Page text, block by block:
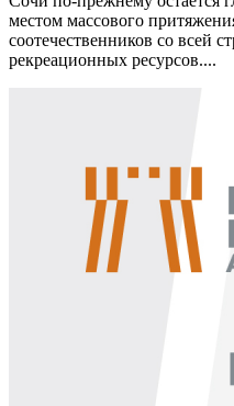
местом массового
соотечественников со всей
рекреационных ресурсов....